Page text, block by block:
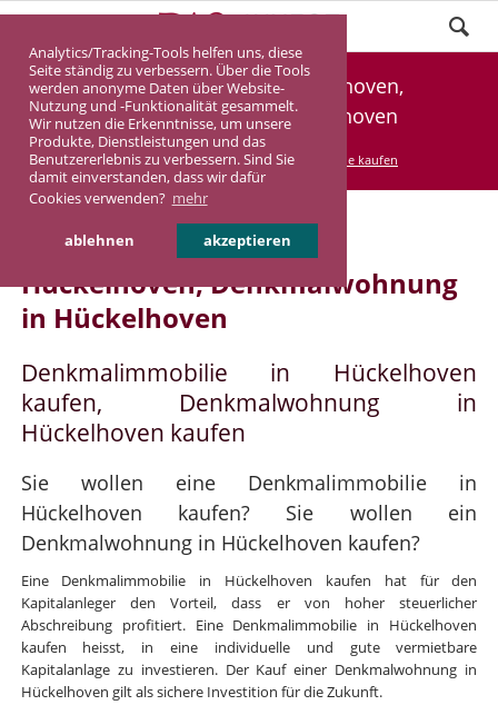
Analytics/Tracking-Tools helfen uns, diese
Seite ständig zu verbessern. Über die Tools
werden anonyme Daten über Website-
Nutzung und -Funktionalität gesammelt.
Wir nutzen die Erkenntnisse, um unsere
Produkte, Dienstleistungen und das
Benutzererlebnis zu verbessern. Sind Sie
damit einverstanden, dass wir dafür
Cookies verwenden? mehr
ablehnen akzeptieren
Denkmalimmobilie Hückelhoven,
Denkmalwohnung Hückelhoven
DASINVEST Service Denkmalimmobilie kaufen
Denkmalimmobilie in
Hückelhoven, Denkmalwohnung
in Hückelhoven
Denkmalimmobilie in Hückelhoven
kaufen, Denkmalwohnung in
Hückelhoven kaufen
Sie wollen eine Denkmalimmobilie in
Hückelhoven kaufen? Sie wollen ein
Denkmalwohnung in Hückelhoven kaufen?
Eine Denkmalimmobilie in Hückelhoven kaufen hat für den
Kapitalanleger den Vorteil, dass er von hoher steuerlicher
Abschreibung profitiert. Eine Denkmalimmobilie in Hückelhoven
kaufen heisst, in eine individuelle und gute vermietbare
Kapitalanlage zu investieren. Der Kauf einer Denkmalwohnung in
Hückelhoven gilt als sichere Investition für die Zukunft.